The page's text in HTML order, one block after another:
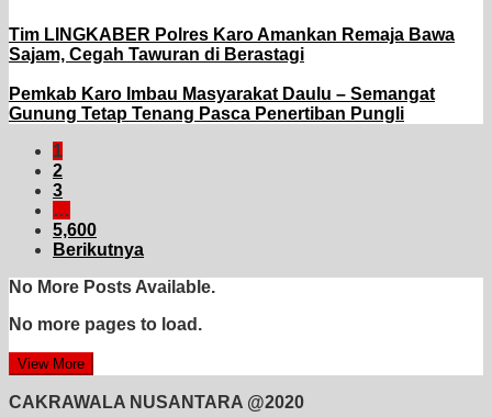
Tim LINGKABER Polres Karo Amankan Remaja Bawa
Sajam, Cegah Tawuran di Berastagi
Pemkab Karo Imbau Masyarakat Daulu – Semangat
Gunung Tetap Tenang Pasca Penertiban Pungli
1
2
3
…
5,600
Berikutnya
No More Posts Available.
No more pages to load.
View More
CAKRAWALA NUSANTARA @2020